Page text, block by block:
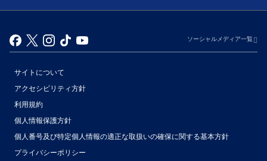
ソーシャルメディア一覧
サイトについて
アクセシビリティ方針
利用規約
個人情報保護方針
個人番号及び特定個人情報の適正な取扱いの確保に関する基本方針
プライバシーポリシー